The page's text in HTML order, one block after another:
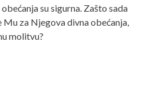
su sigurna. Zašto sada
za Njegova divna obećanja,
molitvu?